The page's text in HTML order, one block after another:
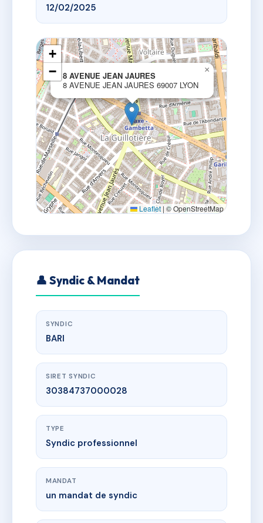
12/02/2025
8 AVENUE JEAN JAURES
8 AVENUE JEAN JAURES 69007 LYON
×
+
−
Leaflet | © OpenStreetMap
👤 Syndic & Mandat
SYNDIC
BARI
SIRET SYNDIC
30384737000028
TYPE
Syndic professionnel
MANDAT
un mandat de syndic